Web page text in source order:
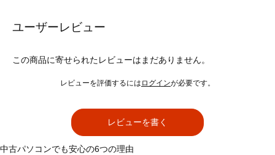
ユーザーレビュー
この商品に寄せられたレビューはまだありません。
レビューを評価するには ログインが必要です。
レビューを書く
中古パソコンでも安心の6つの理由